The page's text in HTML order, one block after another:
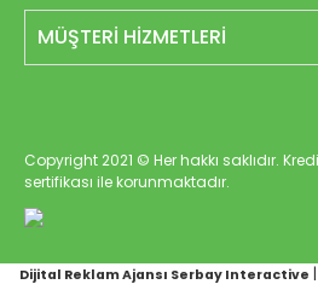
MÜŞTERİ HİZMETLERİ
Copyright 2021 © Her hakkı saklıdır.
sertifikası ile korunmaktadır.
Dijital Reklam Ajansı Serbay Interactive |